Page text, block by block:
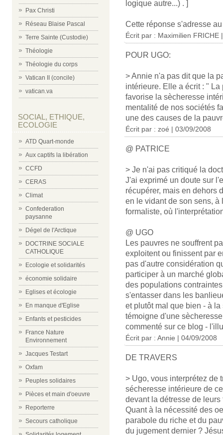
Pax Christi
Réseau Blaise Pascal
Terre Sainte (Custodie)
Théologie
Théologie du corps
Vatican II (concile)
vatican.va
SOCIAL, ETHIQUE,
ECOLOGIE
ATD Quart-monde
Aux captifs la libération
CCFD
CERAS
Climat
Confederation
paysanne
Dégel de l'Arctique
DOCTRINE SOCIALE
CATHOLIQUE
Ecologie et solidarités
économie solidaire
Eglises et écologie
En manque d'Eglise
Enfants et pesticides
France Nature
Environnement
Jacques Testart
Oxfam
Peuples solidaires
Pièces et main d'oeuvre
Reporterre
Secours catholique
logique autre...) . ]
Cette réponse s'adresse
Écrit par : Maximilien FRICHE
POUR UGO:
> Annie n'a pas dit que la
intérieure. Elle a écrit : "
favorise la sècheresse
mentalité de nos sociétés
une des causes de la
Écrit par : zoé | 03/09/2008
@ PATRICE
> Je n'ai pas critiqué la
J'ai exprimé un doute sur
récupérer, mais en dehors
en le vidant de son sens,
formaliste, où
@ UGO
Les pauvres ne souffrent
exploitent ou finissent par
pas d'autre considération
participer à un marché
des populations
s'entasser dans les
et plutôt mal que bien - à
témoigne d'une
commenté sur ce blog -
Écrit par : Annie | 04/09/2008
DE TRAVERS
> Ugo, vous interprétez de
sécheresse intérieure de
devant la détresse de leurs
Quant à la nécessité des
parabole du riche et du
du jugement dernier ?